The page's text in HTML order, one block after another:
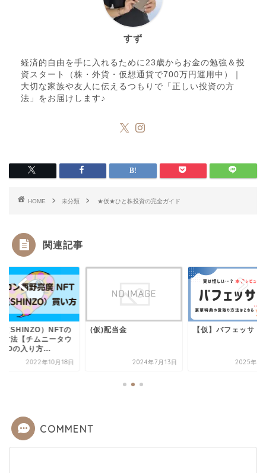
すず
経済的自由を手に入れるために23歳からお金の勉強＆投
資スタート（株・外貨・仮想通貨で700万円運用中）｜
大切な家族や友人に伝えるつもりで「正しい投資の方
法」をお届けします♪
HOME 未分類 ★仮★ひと株投資の完全ガイド
関連記事
（SHINZO）NFTの
方法【チムニータウ
の入り方...
2022年10月18日
(仮)配当金
2024年7月13日
【仮】バフェッサ
2025年1
COMMENT